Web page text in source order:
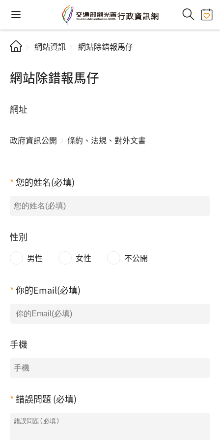
網站資訊 網站除錯報馬仔
網站除錯報馬仔
網址
政府資訊公開 條約、法規、對外文書
您的姓名(必填)
性別
男性 女性 不公開
你的Email(必填)
手機
錯誤問題 (必填)